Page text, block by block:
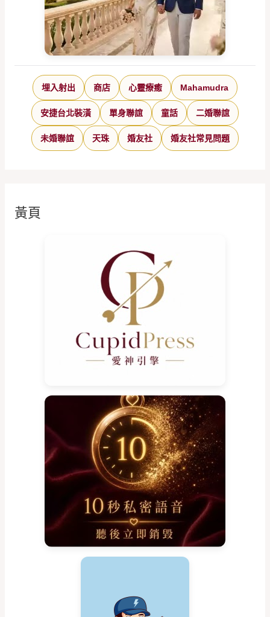
埋入射出 商店 心靈療癒 Mahamudra
安捷台北裝潢 單身聯誼 童話 二婚聯誼
未婚聯誼 天珠 婚友社 婚友社常見問題
黃頁